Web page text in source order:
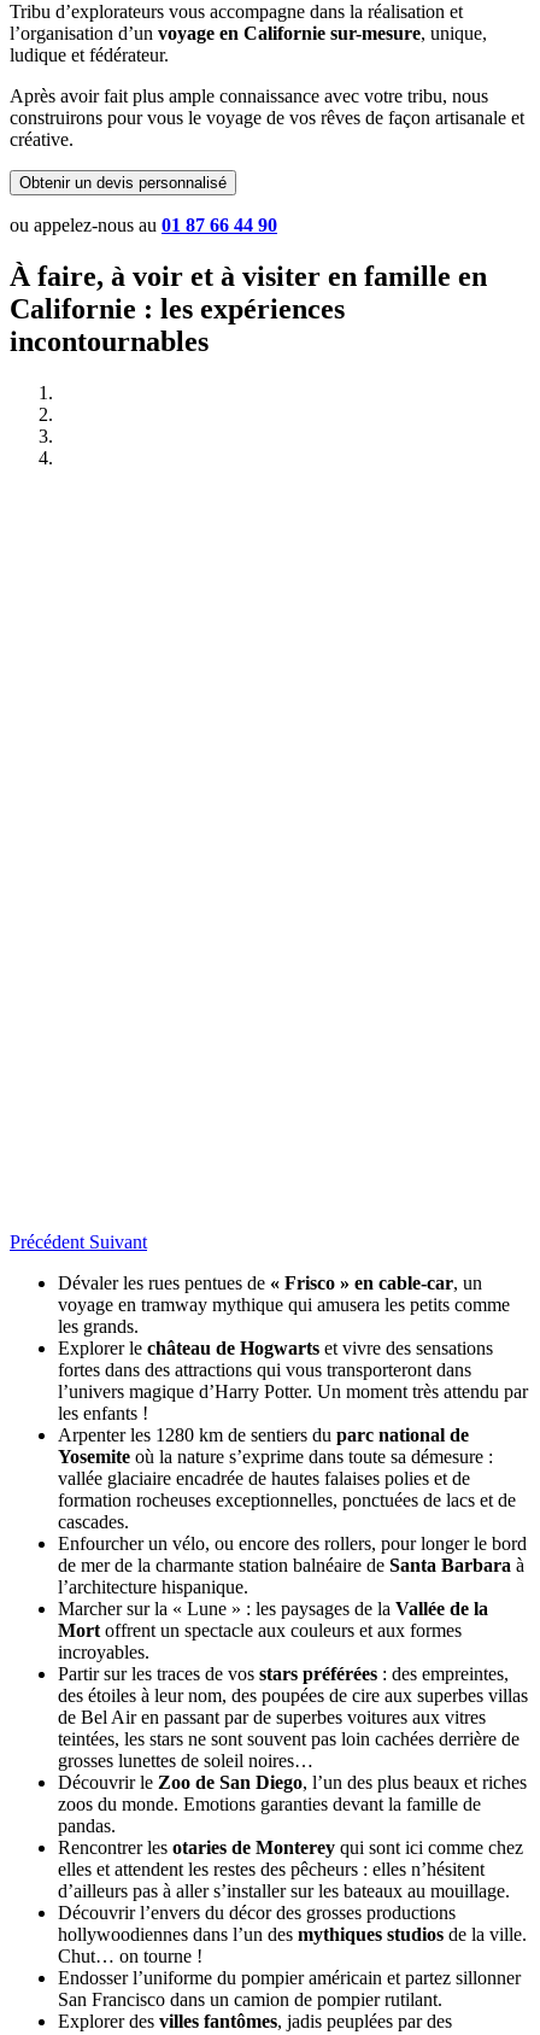
Tribu d’explorateurs vous accompagne dans la réalisation et
l’organisation d’un voyage en Californie sur-mesure, unique,
ludique et fédérateur.
Après avoir fait plus ample connaissance avec votre tribu, nous
construirons pour vous le voyage de vos rêves de façon artisanale et
créative.
Obtenir un devis personnalisé
ou appelez-nous au 01 87 66 44 90
À faire, à voir et à visiter en famille en
Californie : les expériences
incontournables
Précédent Suivant
Dévaler les rues pentues de « Frisco » en cable-car, un
voyage en tramway mythique qui amusera les petits comme
les grands.
Explorer le château de Hogwarts et vivre des sensations
fortes dans des attractions qui vous transporteront dans
l’univers magique d’Harry Potter. Un moment très attendu par
les enfants !
Arpenter les 1280 km de sentiers du parc national de
Yosemite où la nature s’exprime dans toute sa démesure :
vallée glaciaire encadrée de hautes falaises polies et de
formation rocheuses exceptionnelles, ponctuées de lacs et de
cascades.
Enfourcher un vélo, ou encore des rollers, pour longer le bord
de mer de la charmante station balnéaire de Santa Barbara à
l’architecture hispanique.
Marcher sur la « Lune » : les paysages de la Vallée de la
Mort offrent un spectacle aux couleurs et aux formes
incroyables.
Partir sur les traces de vos stars préférées : des empreintes,
des étoiles à leur nom, des poupées de cire aux superbes villas
de Bel Air en passant par de superbes voitures aux vitres
teintées, les stars ne sont souvent pas loin cachées derrière de
grosses lunettes de soleil noires…
Découvrir le Zoo de San Diego, l’un des plus beaux et riches
zoos du monde. Emotions garanties devant la famille de
pandas.
Rencontrer les otaries de Monterey qui sont ici comme chez
elles et attendent les restes des pêcheurs : elles n’hésitent
d’ailleurs pas à aller s’installer sur les bateaux au mouillage.
Découvrir l’envers du décor des grosses productions
hollywoodiennes dans l’un des mythiques studios de la ville.
Chut… on tourne !
Endosser l’uniforme du pompier américain et partez sillonner
San Francisco dans un camion de pompier rutilant.
Explorer des villes fantômes, jadis peuplées par des